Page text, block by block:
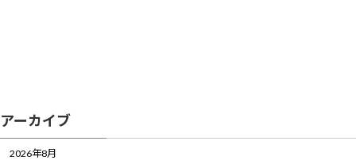
アーカイブ
2026年8月